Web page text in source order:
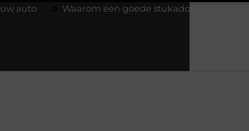
Waarom een goede stukadoorgroothandel het werk